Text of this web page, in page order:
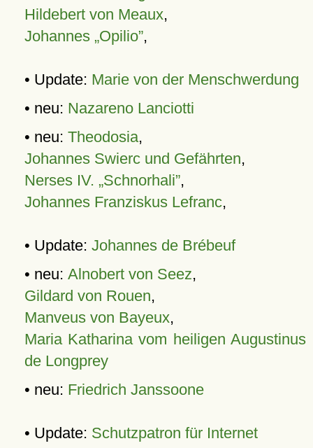
Hildebert von Meaux,
Johannes „Opilio”,
• Update: Marie von der Menschwerdung
• neu: Nazareno Lanciotti
• neu: Theodosia,
Johannes Swierc und Gefährten,
Nerses IV. „Schnorhali”,
Johannes Franziskus Lefranc,
• Update: Johannes de Brébeuf
• neu: Alnobert von Seez,
Gildard von Rouen,
Manveus von Bayeux,
Maria Katharina vom heiligen Augustinus
de Longprey
• neu: Friedrich Janssoone
• Update: Schutzpatron für Internet